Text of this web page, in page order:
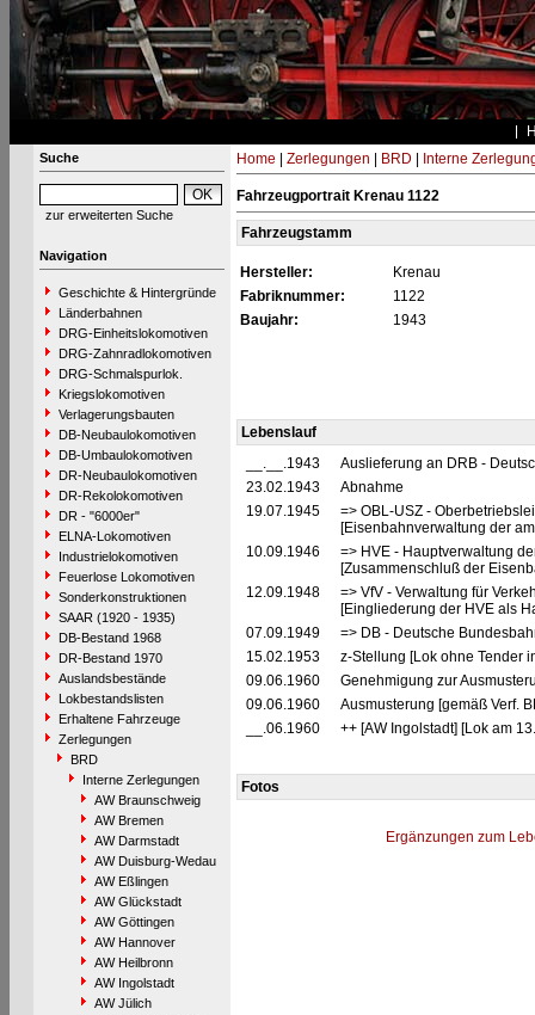
Suche
zur erweiterten Suche
Navigation
Geschichte & Hintergründe
Länderbahnen
DRG-Einheitslokomotiven
DRG-Zahnradlokomotiven
DRG-Schmalspurlok.
Kriegslokomotiven
Verlagerungsbauten
DB-Neubaulokomotiven
DB-Umbaulokomotiven
DR-Neubaulokomotiven
DR-Rekolokomotiven
DR - "6000er"
ELNA-Lokomotiven
Industrielokomotiven
Feuerlose Lokomotiven
Sonderkonstruktionen
SAAR (1920 - 1935)
DB-Bestand 1968
DR-Bestand 1970
Auslandsbestände
Lokbestandslisten
Erhaltene Fahrzeuge
Zerlegungen
BRD
Interne Zerlegungen
AW Braunschweig
AW Bremen
AW Darmstadt
AW Duisburg-Wedau
AW Eßlingen
AW Glückstadt
AW Göttingen
AW Hannover
AW Heilbronn
AW Ingolstadt
AW Jülich
Home Zerlegungen BRD Interne
Fahrzeugportrait Krenau 1122
Fahrzeugstamm
Hersteller:
Krenau
Fabriknummer:
1122
Baujahr:
1943
Lebenslauf
__.__.1943
Auslieferung an DRB -
23.02.1943
Abnahme
19.07.1945
=> OBL-USZ -
[Eisenbahnverwaltung der
10.09.1946
=> HVE - Hauptverwaltung
[Zusammenschluß der
12.09.1948
=> VfV - Verwaltung für
[Eingliederung der HVE als
07.09.1949
=> DB - Deutsche
15.02.1953
z-Stellung [Lok ohne Tender
09.06.1960
Genehmigung zur
09.06.1960
Ausmusterung [gemäß Verf.
__.06.1960
++ [AW Ingolstadt] [Lok am
Fotos
Ergänzungen zum